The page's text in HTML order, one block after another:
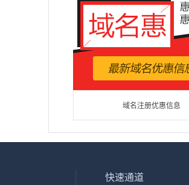
域名注册优惠信息
快速通道